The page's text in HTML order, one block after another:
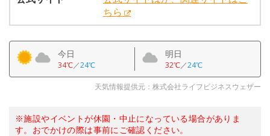
ちら
今日
34℃／24℃
明日
32℃／24℃
天気情報提供元：株式会社ライフビジネスウェザー
※施設やイベントが休園・中止になっている場合がありま
す。おでかけの際は事前にご確認ください。